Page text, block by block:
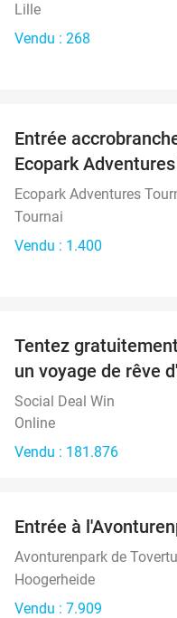
Lille
Vendu : 268
Entrée
Ecopark
Ecopark Adventures
Tournai
Vendu : 1.400
Tentez
un voyage de rêve
Social Deal Win
Online
Vendu : 181.876
Entrée à
Avonturenpark de
Hoogerheide
Vendu : 7.909